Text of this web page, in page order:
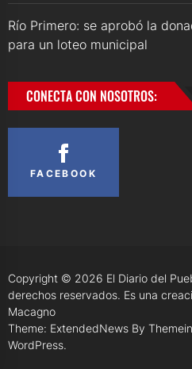
Río Primero: se aprobó la
para un loteo municipal
CONECTA CON NOSOTROS:
FACEBOOK
Copyright © 2026 El Diario del
derechos reservados. Es una
Macagno
Theme: ExtendedNews By
WordPress.